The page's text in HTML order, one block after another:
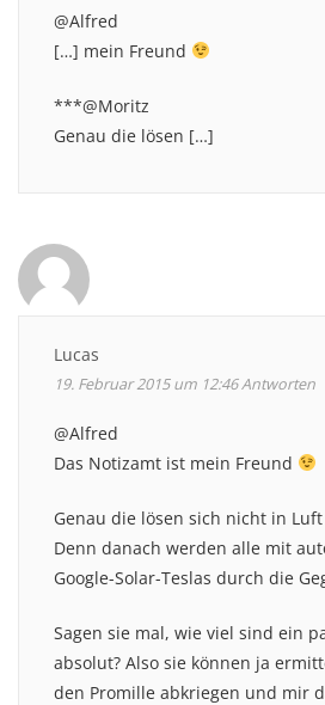
@Alfred
[…] mein Freund
***@Moritz
Genau die lösen […]
Lucas
19. Februar 2015 um 12:46Antworten
@Alfred
Das Notizamt ist mein Freund
Genau die lösen sich nicht in
Denn danach werden alle mit
Google-Solar-Teslas durch die
Sagen sie mal, wie viel sind ein
absolut? Also sie können ja
den Promille abkriegen und mir